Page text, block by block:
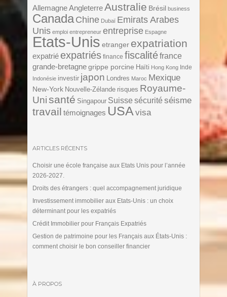
Allemagne AngleterreAustralie Brésil business
Canada Chine Dubaï Emirats Arabes
Unis emploi entrepreneur entreprise Espagne
Etats-Unis etranger expatriation
expatrié expatriés finance fiscalitéfrance
grande-bretagne grippe porcine Haïti Hong Kong Inde
Indonésie investir japon Londres Maroc Mexique
New-York Nouvelle-Zélande risques Royaume-
Unisanté Singapour Suisse sécurité séisme
travail témoignages USA visa
ARTICLES RÉCENTS
Choisir une école française aux Etats Unis pour l’année
2026-2027.
Droits des étrangers : quel accompagnement juridique
Investissement immobilier aux Etats-Unis : un choix
déterminant pour les expatriés
Crédit Immobilier pour Français Expatriés
Gestion de patrimoine pour les Français aux États-Unis :
comment choisir le bon conseiller financier
À PROPOS